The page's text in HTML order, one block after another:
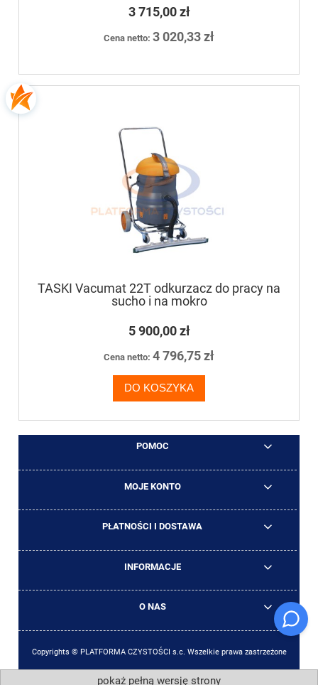
3 715,00 zł
Cena netto: 3 020,33 zł
TASKI Vacumat 22T odkurzacz do pracy na
sucho i na mokro
5 900,00 zł
Cena netto: 4 796,75 zł
DO KOSZYKA
POMOC
MOJE KONTO
PŁATNOŚCI I DOSTAWA
INFORMACJE
O NAS
Copyrights © PLATFORMA CZYSTOŚCI s.c. Wszelkie prawa zastrzeżone
pokaż pełną wersję strony